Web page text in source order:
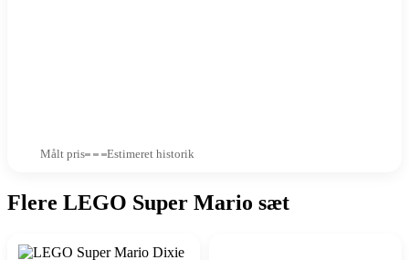
Målt pris Estimeret historik
Flere LEGO Super Mario sæt